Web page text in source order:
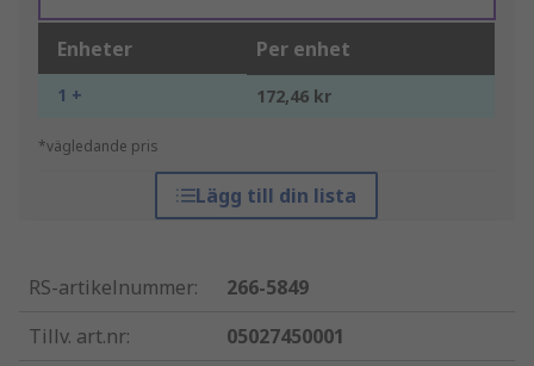
Enheter Per enhet
1 + 172,46 kr
*vägledande pris
Lägg till din lista
RS-artikelnummer:
266-5849
Tillv. art.nr:
05027450001